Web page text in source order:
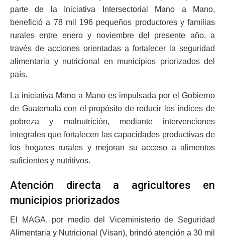
parte de la Iniciativa Intersectorial Mano a Mano,
benefició a 78 mil 196 pequeños productores y familias
rurales entre enero y noviembre del presente año, a
través de acciones orientadas a fortalecer la seguridad
alimentaria y nutricional en municipios priorizados del
país.
La iniciativa Mano a Mano es impulsada por el Gobierno
de Guatemala con el propósito de reducir los índices de
pobreza y malnutrición, mediante intervenciones
integrales que fortalecen las capacidades productivas de
los hogares rurales y mejoran su acceso a alimentos
suficientes y nutritivos.
Atención directa a agricultores en
municipios priorizados
El MAGA, por medio del Viceministerio de Seguridad
Alimentaria y Nutricional (Visan), brindó atención a 30 mil